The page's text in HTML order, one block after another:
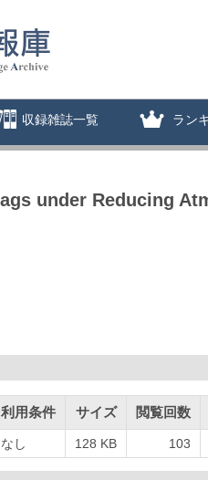
収録雑誌一覧 ラン
under Reducing
利用条件 サイズ 閲覧回数
なし 128 KB 103